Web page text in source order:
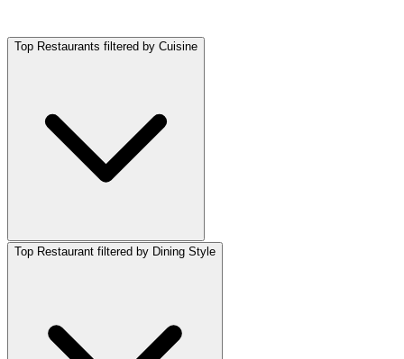
Top Restaurants filtered by Cuisine
Top Restaurant filtered by Dining Style